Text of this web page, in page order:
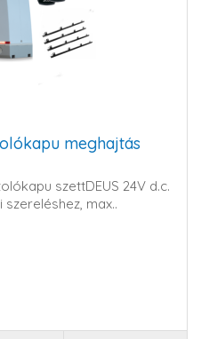
meghajtás
szettDEUS 24V d.c.
max..